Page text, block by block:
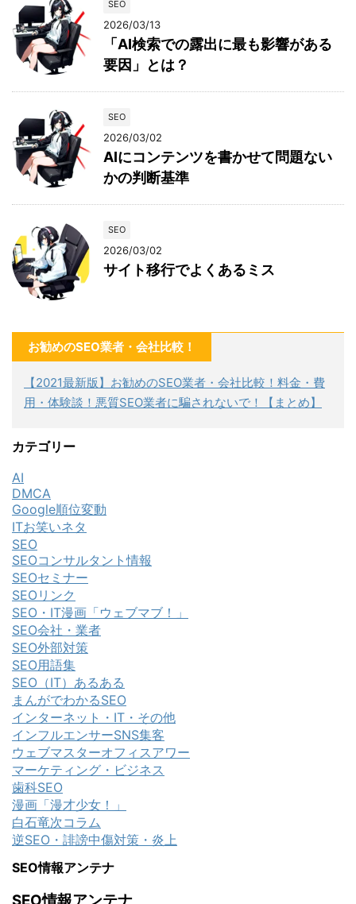
SEO
2026/03/13
「AI検索での露出に最も影響がある
要因」とは？
SEO
2026/03/02
AIにコンテンツを書かせて問題ない
かの判断基準
SEO
2026/03/02
サイト移行でよくあるミス
お勧めのSEO業者・会社比較！
【2021最新版】お勧めのSEO業者・会社比較！料金・費
用・体験談！悪質SEO業者に騙されないで！【まとめ】
カテゴリー
AI
DMCA
Google順位変動
ITお笑いネタ
SEO
SEOコンサルタント情報
SEOセミナー
SEOリンク
SEO・IT漫画「ウェブマブ！」
SEO会社・業者
SEO外部対策
SEO用語集
SEO（IT）あるある
まんがでわかるSEO
インターネット・IT・その他
インフルエンサーSNS集客
ウェブマスターオフィスアワー
マーケティング・ビジネス
歯科SEO
漫画「漫才少女！」
白石竜次コラム
逆SEO・誹謗中傷対策・炎上
SEO情報アンテナ